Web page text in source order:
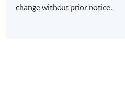
完成課程後，學生
change without prior notice.